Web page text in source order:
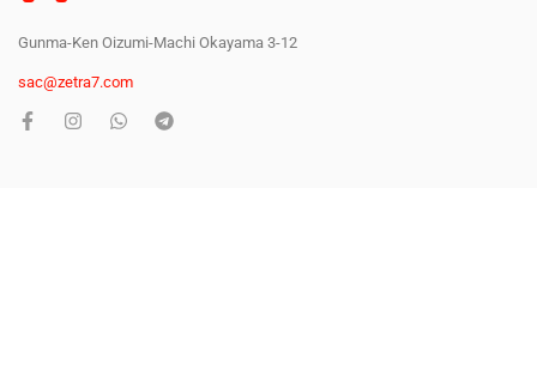
Gunma-Ken Oizumi-Machi Okayama 3-12
sac@zetra7.com